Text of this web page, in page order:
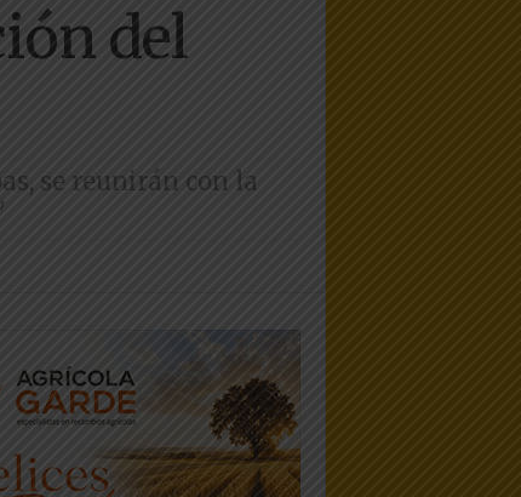
del
se reunirán con la